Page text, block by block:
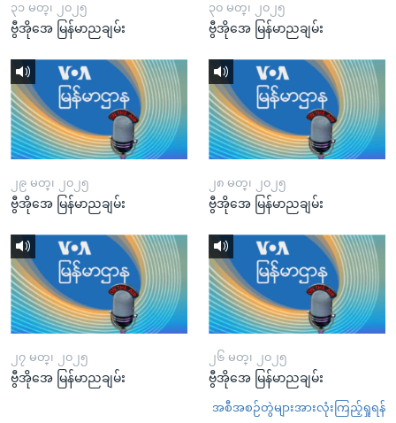
၃၁ မတ္၊ ၂၀၂၅
ဗွီအိုအေ မြန်မာညချမ်း
၃၀ မတ္၊ ၂၀၂၅
ဗွီအိုအေ မြန်မာညချမ်း
၂၉ မတ္၊ ၂၀၂၅
ဗွီအိုအေ မြန်မာညချမ်း
၂၈ မတ္၊ ၂၀၂၅
ဗွီအိုအေ မြန်မာညချမ်း
၂၇ မတ္၊ ၂၀၂၅
ဗွီအိုအေ မြန်မာညချမ်း
၂၆ မတ္၊ ၂၀၂၅
ဗွီအိုအေ မြန်မာညချမ်း
အစီအစဉ်တွဲများအားလုံးကြည့်ရှုရန်